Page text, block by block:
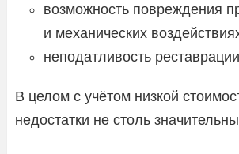
возможность повреждения
и механических
неподатливость
В целом с учётом низкой
недостатки не столь